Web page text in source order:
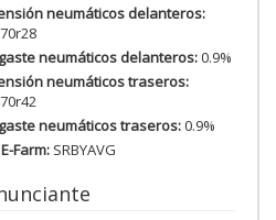
neumáticos delanteros:
neumáticos delanteros:0.9%
neumáticos traseros:
neumáticos traseros:0.9%
Farm:SRBYAVG